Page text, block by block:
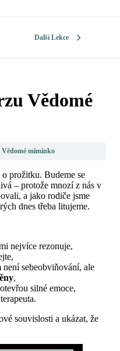
Další Lekce
Vědomé
miminko
prožitku. Budeme se
– protože mnozí z nás v
a jako rodiče jsme
dnes třeba litujeme.
nejvíce rezonuje,
sebeobviňování, ale
,
silné emoce,
souvislosti a ukázat, že